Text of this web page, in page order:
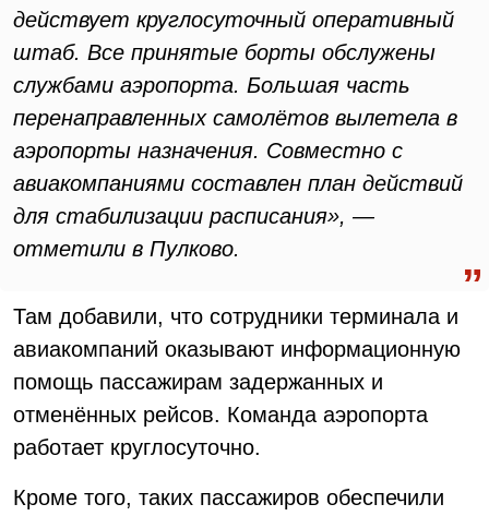
действует круглосуточный оперативный
штаб. Все принятые борты обслужены
службами аэропорта. Большая часть
перенаправленных самолётов вылетела в
аэропорты назначения. Совместно с
авиакомпаниями составлен план действий
для стабилизации расписания», —
отметили в Пулково.
Там добавили, что сотрудники терминала и
авиакомпаний оказывают информационную
помощь пассажирам задержанных и
отменённых рейсов. Команда аэропорта
работает круглосуточно.
Кроме того, таких пассажиров обеспечили